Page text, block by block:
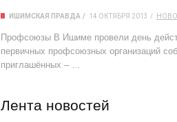
ИШИМСКАЯ ПРАВДА 14 ОКТЯБРЯ 2013
Профсоюзы В Ишиме провели день
первичных профсоюзных организаций
приглашённых – …
Лента новостей